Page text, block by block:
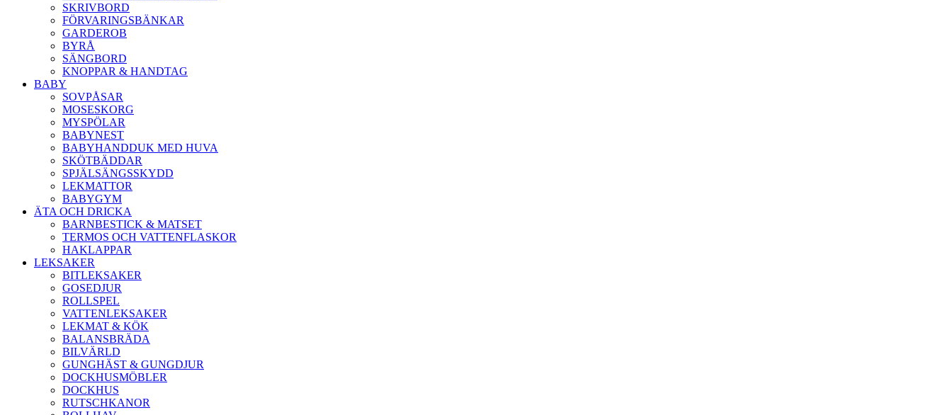
SKRIVBORD
FÖRVARINGSBÄNKAR
GARDEROB
BYRÅ
SÄNGBORD
KNOPPAR & HANDTAG
BABY
SOVPÅSAR
MOSESKORG
MYSPÖLAR
BABYNEST
BABYHANDDUK MED HUVA
SKÖTBÄDDAR
SPJÄLSÄNGSSKYDD
LEKMATTOR
BABYGYM
ÄTA OCH DRICKA
BARNBESTICK & MATSET
TERMOS OCH VATTENFLASKOR
HAKLAPPAR
LEKSAKER
BITLEKSAKER
GOSEDJUR
ROLLSPEL
VATTENLEKSAKER
LEKMAT & KÖK
BALANSBRÄDA
BILVÄRLD
GUNGHÄST & GUNGDJUR
DOCKHUSMÖBLER
DOCKHUS
RUTSCHKANOR